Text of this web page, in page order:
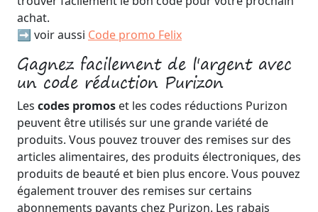
achat.
➡️ voir aussi Code promo Felix
Gagnez facilement de l'argent avec
un code réduction Purizon
Les codes promos et les codes réductions Purizon
peuvent être utilisés sur une grande variété de
produits. Vous pouvez trouver des remises sur des
articles alimentaires, des produits électroniques, des
produits de beauté et bien plus encore. Vous pouvez
également trouver des remises sur certains
abonnements payants chez Purizon. Les rabais